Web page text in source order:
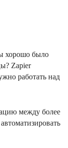
хорошо было
Zapier
работать над
между более